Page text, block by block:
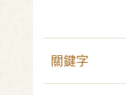
關鍵字